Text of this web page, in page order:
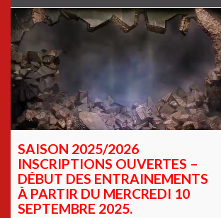
SAISON 2025/2026
INSCRIPTIONS OUVERTES –
DÉBUT DES ENTRAINEMENTS
À PARTIR DU MERCREDI 10
SEPTEMBRE 2025.